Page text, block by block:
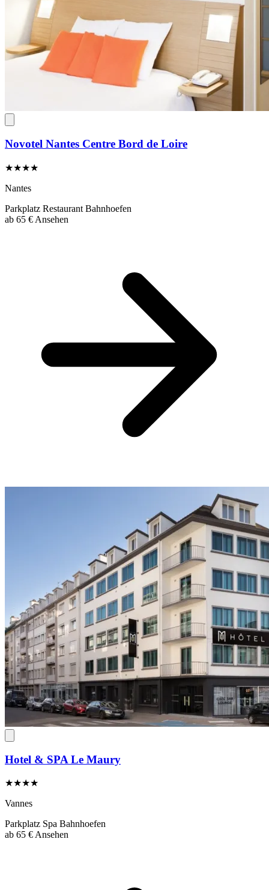
Novotel Nantes Centre Bord de Loire
★★★★
Nantes
Parkplatz Restaurant Bahnhoefen
ab 65 € Ansehen
Hotel & SPA Le Maury
★★★★
Vannes
Parkplatz Spa Bahnhoefen
ab 65 € Ansehen